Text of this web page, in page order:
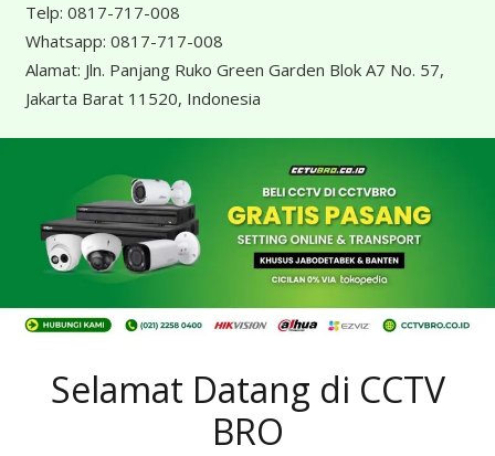
Telp: 0817-717-008
Whatsapp: 0817-717-008
Alamat: Jln. Panjang Ruko Green Garden Blok A7 No. 57,
Jakarta Barat 11520, Indonesia
Selamat Datang di CCTV
BRO